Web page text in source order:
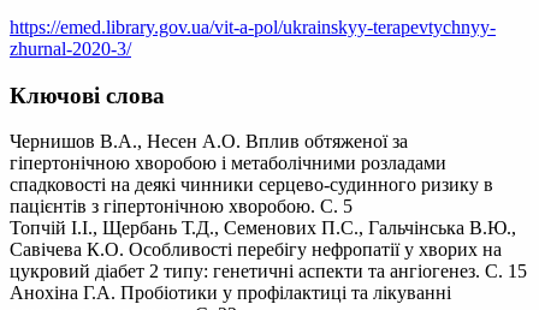
https://emed.library.gov.ua/vit-a-pol/ukrainskyy-terapevtychnyy-
zhurnal-2020-3/
Ключові слова
Чернишов В.А., Несен А.О. Вплив обтяженої за
гіпертонічною хворобою і метаболічними розладами
спадковості на деякі чинники серцево-судинного ризику в
пацієнтів з гіпертонічною хворобою. С. 5
Топчій І.І., Щербань Т.Д., Семенових П.С., Гальчінська В.Ю.,
Савічева К.О. Особливості перебігу нефропатії у хворих на
цукровий діабет 2 типу: генетичні аспекти та ангіогенез. С. 15
Анохіна Г.А. Пробіотики у профілактиці та лікуванні